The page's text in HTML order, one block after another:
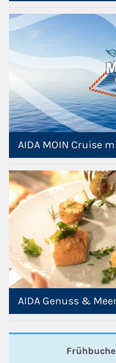
AIDA MOIN Cruise
AIDA Genuss &